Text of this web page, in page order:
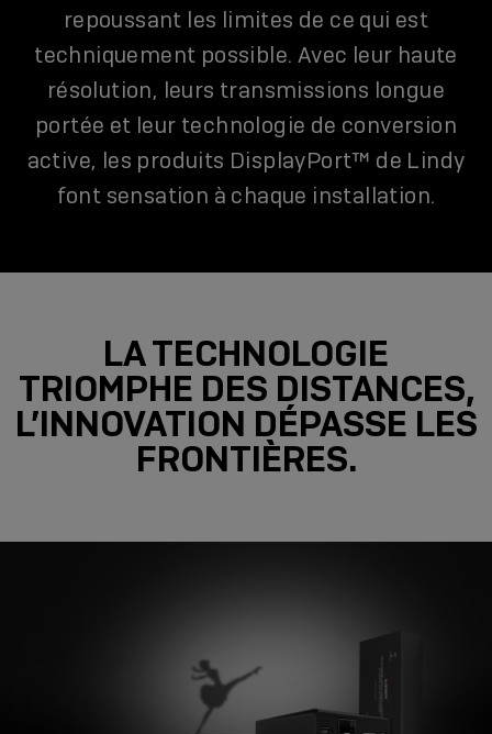
repoussant les limites de ce qui est
techniquement possible. Avec leur haute
résolution, leurs transmissions longue
portée et leur technologie de conversion
active, les produits DisplayPort™ de Lindy
font sensation à chaque installation.
LA TECHNOLOGIE
TRIOMPHE DES DISTANCES,
L’INNOVATION DÉPASSE LES
FRONTIÈRES.